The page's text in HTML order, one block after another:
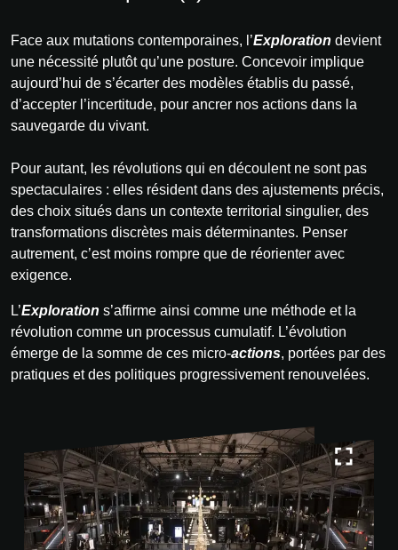
Face aux mutations contemporaines, l’Exploration devient
une nécessité plutôt qu’une posture. Concevoir implique
aujourd’hui de s’écarter des modèles établis du passé,
d’accepter l’incertitude, pour ancrer nos actions dans la
sauvegarde du vivant.
Pour autant, les révolutions qui en découlent ne sont pas
spectaculaires : elles résident dans des ajustements précis,
des choix situés dans un contexte territorial singulier, des
transformations discrètes mais déterminantes. Penser
autrement, c’est moins rompre que de réorienter avec
exigence.
L’Exploration s’affirme ainsi comme une méthode et la
révolution comme un processus cumulatif. L’évolution
émerge de la somme de ces micro-actions, portées par des
pratiques et des politiques progressivement renouvelées.